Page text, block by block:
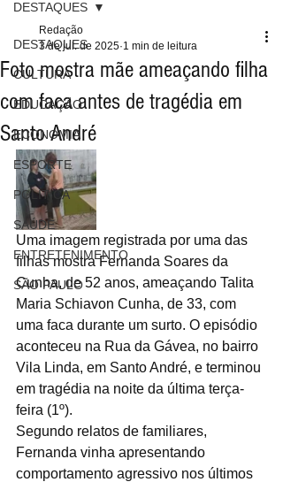
DESTAQUES
CULTURA
EDUCAÇÃO
ECONOMIA
ESPORTE
POLÍTICA
SAÚDE
ENTRETENIMENTO
SÃO PAULO
DESTAQUES
Foto mostra mãe ameaçando filha
com faca antes de tragédia em
Santo André
Redação
3 de jul. de 2025 1 min de leitura
Uma imagem registrada por uma das
filhas mostra Fernanda Soares da
Cunha, de 52 anos, ameaçando Talita
Maria Schiavon Cunha, de 33, com
uma faca durante um surto. O episódio
aconteceu na Rua da Gávea, no bairro
Vila Linda, em Santo André, e terminou
em tragédia na noite da última terça-
feira (1º).
Segundo relatos de familiares,
Fernanda vinha apresentando
comportamento agressivo nos últimos